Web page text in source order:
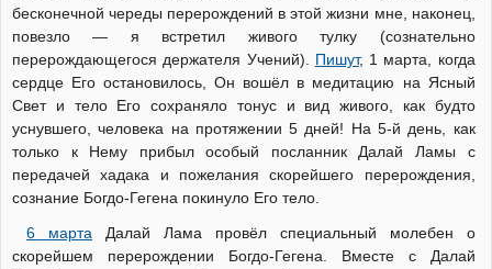
бесконечной череды перерождений в этой жизни мне, наконец,
повезло — я встретил живого тулку (сознательно
перерождающегося держателя Учений). Пишут, 1 марта, когда
сердце Его остановилось, Он вошёл в медитацию на Ясный
Свет и тело Его сохраняло тонус и вид живого, как будто
уснувшего, человека на протяжении 5 дней! На 5-й день, как
только к Нему прибыл особый посланник Далай Ламы с
передачей хадака и пожелания скорейшего перерождения,
сознание Богдо-Гегена покинуло Его тело.
6 марта Далай Лама провёл специальный молебен о
скорейшем перерождении Богдо-Гегена. Вместе с Далай